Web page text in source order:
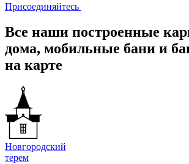
Присоединяйтесь
Все наши построенные
дома, мобильные бани и
на карте
Новгородский
терем